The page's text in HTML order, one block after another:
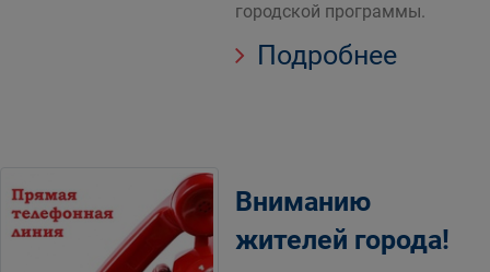
городской программы.
Подробнее
Вниманию
жителей города!